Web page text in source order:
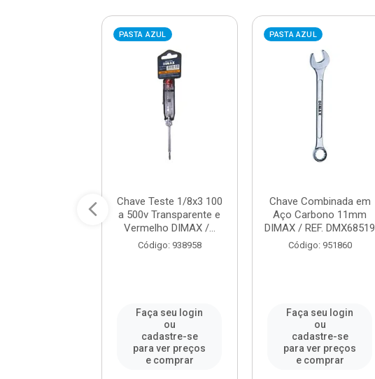
PASTA AZUL
Chave Teste 1/8x3 100
a 500v Transparente e
Vermelho DIMAX /...
Código: 938958
Faça seu login
ou
cadastre-se
para ver preços
e comprar
PASTA AZUL
Chave Combinada em
Aço Carbono 11mm
DIMAX / REF. DMX68519
Código: 951860
Faça seu login
ou
cadastre-se
para ver preços
e comprar